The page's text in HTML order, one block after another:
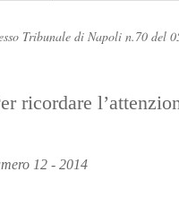
Tribunale di Napoli n.70 del
ricordare
12 - 2014